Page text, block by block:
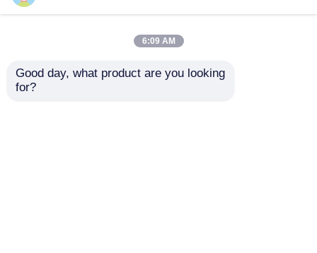
Gemerkte Zakken
M46390
6:09 AM
Good day, what product are you looking
for?